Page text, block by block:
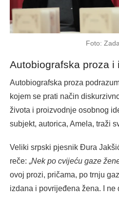
Foto:
Autobiografska proza i
Autobiografska proza
kojem se prati način
života i proizvodnje osobnog
subjekt, autorica, Amela, traži
Veliki srpski pjesnik Đura
reče: „Nek po cvijeću gaze
ovoj prozi, pričama, po trnju
izdana i povrijeđena žena. I ne